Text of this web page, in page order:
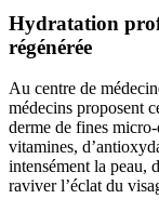
Hydratation
régénérée
Au centre de
médecins proposent
derme de fines
vitamines,
intensément la peau,
raviver l’éclat du